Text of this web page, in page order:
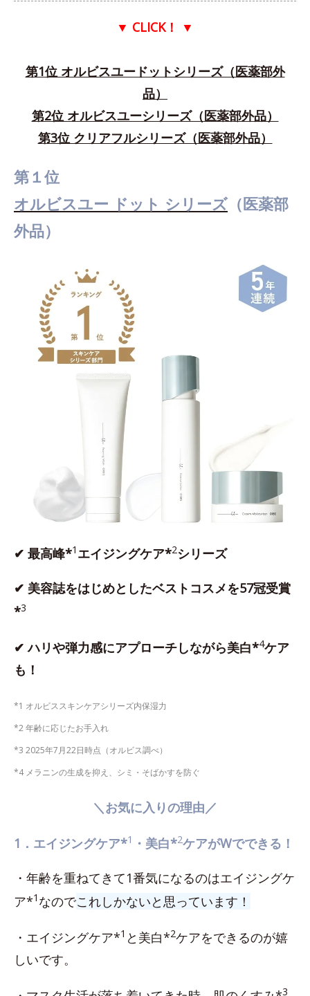
▼ CLICK！ ▼
第1位 オルビスユードットシリーズ（医薬部外
品）
第2位 オルビスユーシリーズ（医薬部外品）
第3位 クリアフルシリーズ（医薬部外品）
第１位
オルビスユー ドット シリーズ （医薬部
外品）
✔ 最高峰*1 エイジングケア*2シリーズ
✔ 美容誌をはじめとしたベストコスメを57冠受賞
*3
✔ ハリや弾力感にアプローチしながら美白*4ケア
も！
*1 オルビススキンケアシリーズ内保湿力
*2 年齢に応じたお手入れ
*3 2025年7月22日時点（オルビス調べ）
*4 メラニンの生成を抑え、シミ・そばかすを防ぐ
＼お気に入りの理由／
1．エイジングケア*1 ・美白*2ケアがWでできる！
・年齢を重ねてきて1番気になるのはエイジングケ
ア*1 なのでこれしかないと思っています！
・エイジングケア*1 と美白*2ケアをできるのが嬉
しいです。
3